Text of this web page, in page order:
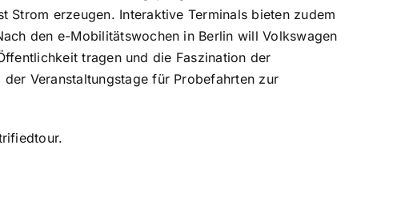
erzeugen. Interaktive Terminals bieten zudem
den e-Mobilitätswochen in Berlin will Volkswagen
tragen und die Faszination der
Veranstaltungstage für Probefahrten zur